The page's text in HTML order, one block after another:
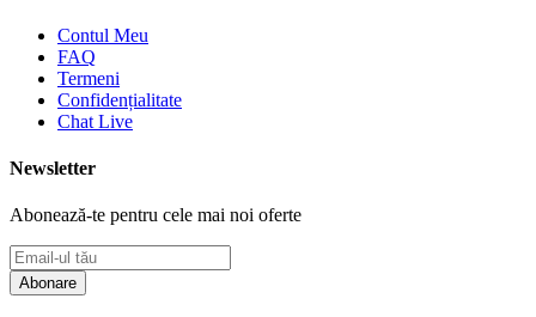
Contul Meu
FAQ
Termeni
Confidențialitate
Chat Live
Newsletter
Abonează-te pentru cele mai noi oferte
Abonare